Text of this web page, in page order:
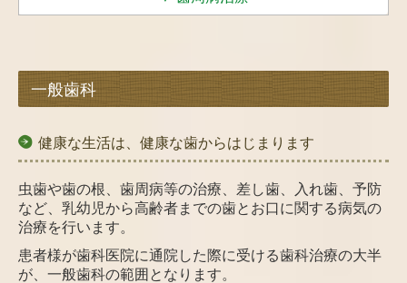
一般歯科
健康な生活は、健康な歯からはじまります
虫歯や歯の根、歯周病等の治療、差し歯、入れ歯、予防
など、乳幼児から高齢者までの歯とお口に関する病気の
治療を行います。
患者様が歯科医院に通院した際に受ける歯科治療の大半
が、一般歯科の範囲となります。